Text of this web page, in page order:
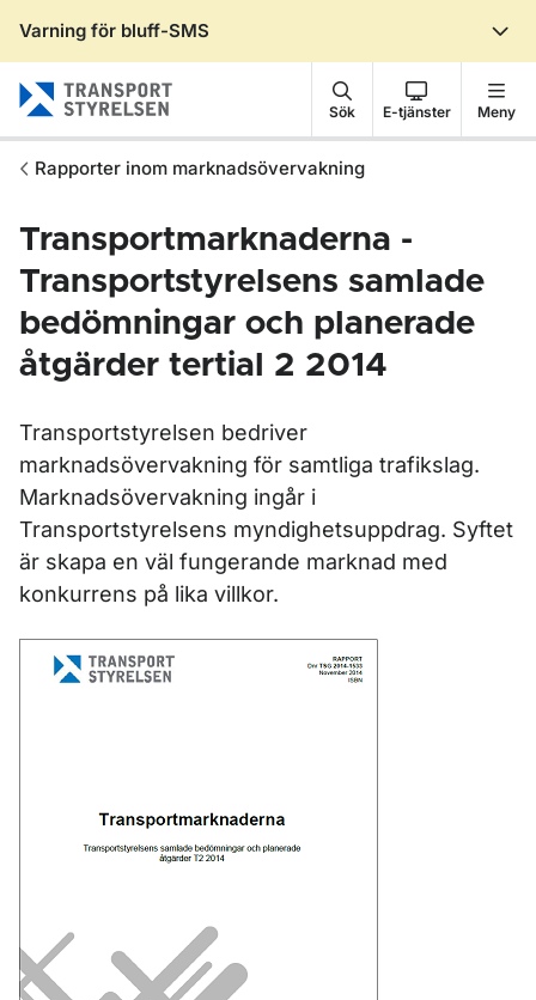
Varning för bluff-SMS
Sök E-tjänster Meny
Rapporter inom marknadsövervakning
Transportmarknaderna -
Transportstyrelsens samlade
bedömningar och planerade
åtgärder tertial 2 2014
Transportstyrelsen bedriver
marknadsövervakning för samtliga trafikslag.
Marknadsövervakning ingår i
Transportstyrelsens myndighetsuppdrag. Syftet
är skapa en väl fungerande marknad med
konkurrens på lika villkor.